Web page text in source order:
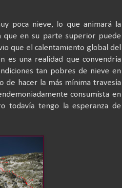
poca nieve, lo que animará la
que en su parte superior puede
que el calentamiento global del
es una realidad que convendría
tan pobres de nieve en
de hacer la más mínima travesía
consumista en
todavía tengo la esperanza de